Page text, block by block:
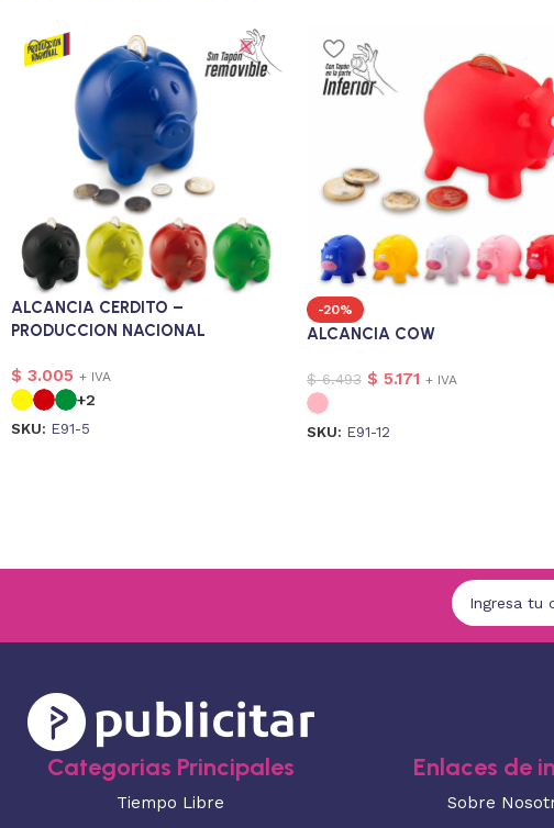
ALCANCIA CERDITO –
PRODUCCION NACIONAL
$ 3.005 + IVA
+2
SKU: E91-5
-20%
ALCANCIA COW
$6.493 $ 5.171 + IVA
SKU: E91-12
Categorias Principales
Tiempo Libre
Enlaces de
Sobre